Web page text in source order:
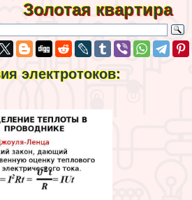
Золотая квартира
электротоков: